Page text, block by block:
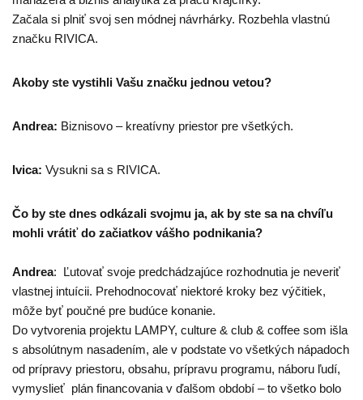
Začala si plniť svoj sen módnej návrhárky. Rozbehla vlastnú
značku RIVICA.
Akoby ste vystihli Vašu značku jednou vetou?
Andrea: Biznisovo – kreatívny priestor pre všetkých.
Ivica: Vysukni sa s RIVICA.
Čo by ste dnes odkázali svojmu ja, ak by ste sa na chvíľu
mohli vrátiť do začiatkov vášho podnikania?
Andrea: Ľutovať svoje predchádzajúce rozhodnutia je neveriť
vlastnej intuícii. Prehodnocovať niektoré kroky bez výčitiek,
môže byť poučné pre budúce konanie.
Do vytvorenia projektu LAMPY, culture & club & coffee som išla
s absolútnym nasadením, ale v podstate vo všetkých nápadoch
od prípravy priestoru, obsahu, prípravu programu, náboru ľudí,
vymyslieť plán financovania v ďalšom období – to všetko bolo